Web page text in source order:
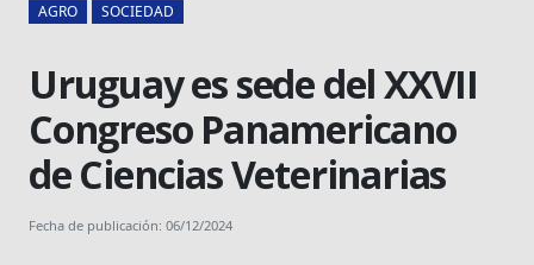
AGRO SOCIEDAD
Uruguay es sede del XXVII
Congreso Panamericano
de Ciencias Veterinarias
Fecha de publicación: 06/12/2024